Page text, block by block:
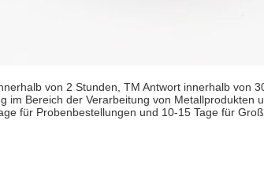
von 2 Stunden, TM Antwort innerhalb von
im Bereich der Verarbeitung von
für Probenbestellungen und 10-15 Tage für